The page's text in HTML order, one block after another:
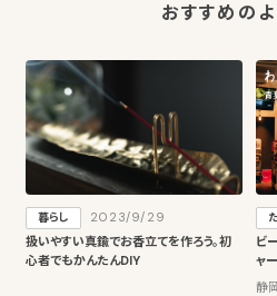
おすすめの
暮らし
2023/9/29
扱いやすい真鍮でお香立てを作ろう。初
心者でもかんたんDIY
ビ
ャ
静